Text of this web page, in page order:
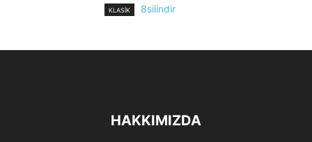
KLASİK 8silindir
HAKKIMIZDA